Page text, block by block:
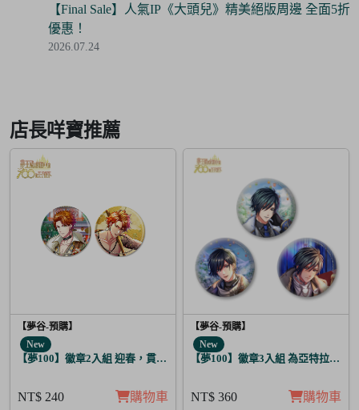
【Final Sale】人氣IP《大頭兒》精美絕版周邊 全面5折
優惠！
2026.07.24
6
店長咩寶推薦
【夢谷-預購】
New
【夢100】徽章2入組 迎春，貫徹仁義的火之誓言 弗亞
NT$ 240 購物車
【夢谷-預購】
New
【夢100】徽章3入組 為亞特拉斯的
NT$ 360 購物車